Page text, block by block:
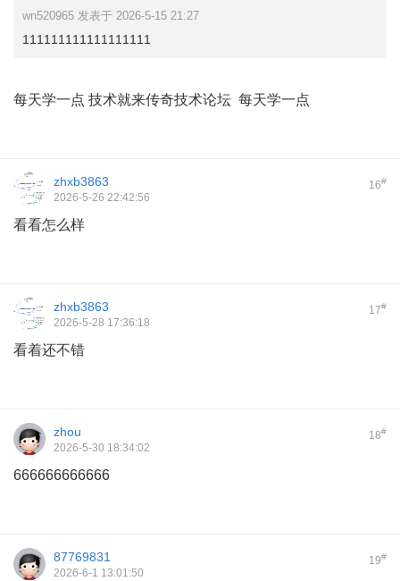
wn520965 发表于 2026-5-15 21:27
111111111111111111
每天学一点 技术就来传奇技术论坛 每天学一点
16#
zhxb3863
2026-5-26 22:42:56
看看怎么样
17#
zhxb3863
2026-5-28 17:36:18
看着还不错
18#
zhou
2026-5-30 18:34:02
666666666666
19#
87769831
2026-6-1 13:01:50